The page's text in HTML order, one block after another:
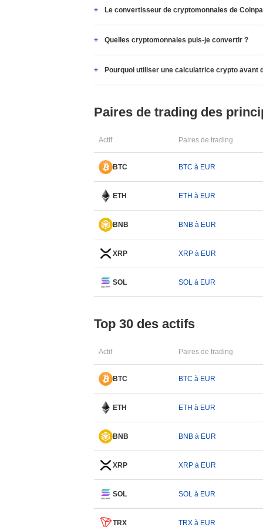
Le convertisseur de cryptomonnaies de
Quelles cryptomonnaies puis-je convertir ?
Pourquoi utiliser une calculatrice crypto avant
Paires de trading des
Actif Paires de trading
BTC BTC à EUR
ETH ETH à EUR
BNB BNB à EUR
XRP XRP à EUR
SOL SOL à EUR
Top 30 des actifs
Actif Paires de trading
BTC BTC à EUR
ETH ETH à EUR
BNB BNB à EUR
XRP XRP à EUR
SOL SOL à EUR
TRX TRX à EUR